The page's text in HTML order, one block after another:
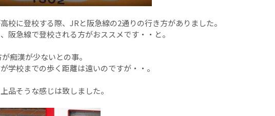
校に登校する際、JRと阪急線の2通りの行き方がありました。
阪急線で登校される方がおススメです・・と。
痴漢が少ないとの事。
学校までの歩く距離は遠いのですが・・。
品そうな感じは致しました。